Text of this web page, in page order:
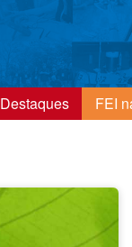
Destaques FEI